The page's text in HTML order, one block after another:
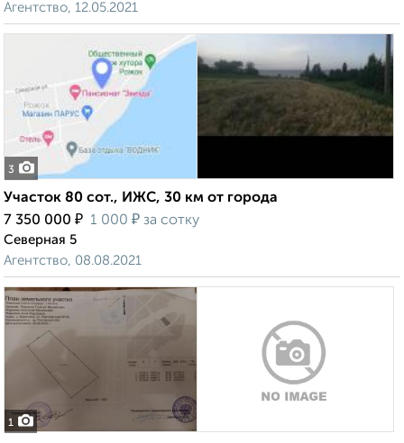
Агентство, 12.05.2021
3
Участок 80 сот., ИЖС, 30 км от города
7 350 000 ₽ 1 000 ₽ за сотку
Северная 5
Агентство, 08.08.2021
1